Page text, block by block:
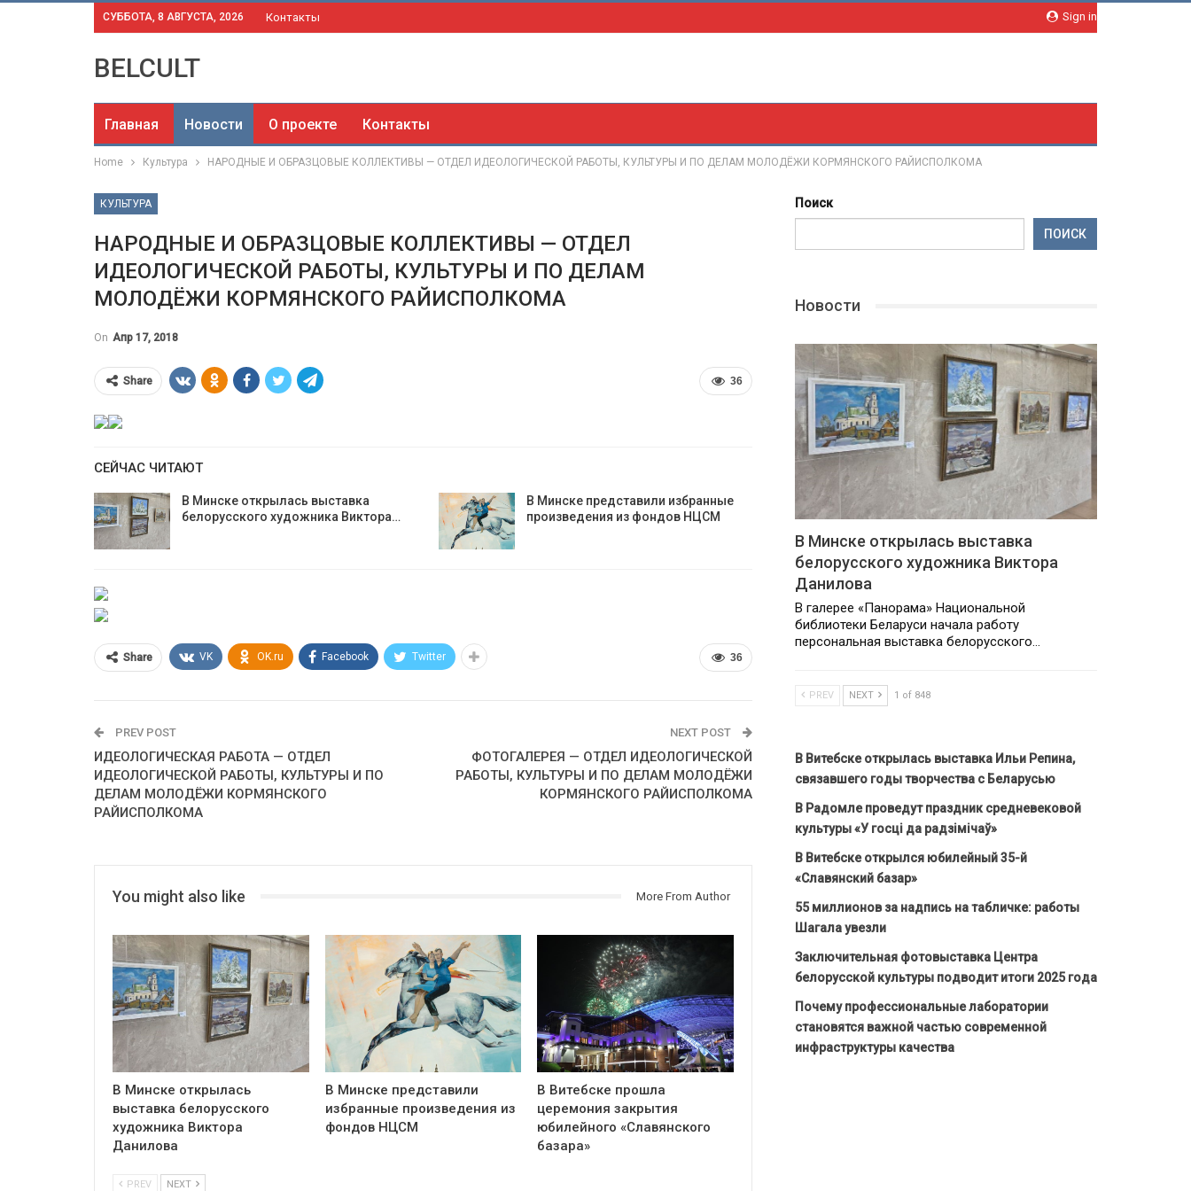
Sign in
СУББОТА, 8 АВГУСТА, 2026 Контакты
BELCULT
Главная Новости О проекте Контакты
Home Культура НАРОДНЫЕ И ОБРАЗЦОВЫЕ КОЛЛЕКТИВЫ — ОТДЕЛ ИДЕОЛОГИЧЕСКОЙ РАБОТЫ, КУЛЬТУРЫ И ПО ДЕЛАМ МОЛОДЁЖИ КОРМЯНСКОГО РАЙИСПОЛКОМА
КУЛЬТУРА
НАРОДНЫЕ И ОБРАЗЦОВЫЕ КОЛЛЕКТИВЫ — ОТДЕЛ
ИДЕОЛОГИЧЕСКОЙ РАБОТЫ, КУЛЬТУРЫ И ПО ДЕЛАМ
МОЛОДЁЖИ КОРМЯНСКОГО РАЙИСПОЛКОМА
On Апр 17, 2018
36
Share
СЕЙЧАС ЧИТАЮТ
В Минске открылась выставка
белорусского художника Виктора…
В Минске представили избранные
произведения из фондов НЦСМ
36
Share VK OK.ru Facebook Twitter
PREV POST
ИДЕОЛОГИЧЕСКАЯ РАБОТА — ОТДЕЛ
ИДЕОЛОГИЧЕСКОЙ РАБОТЫ, КУЛЬТУРЫ И ПО
ДЕЛАМ МОЛОДЁЖИ КОРМЯНСКОГО
РАЙИСПОЛКОМА
NEXT POST
ФОТОГАЛЕРЕЯ — ОТДЕЛ ИДЕОЛОГИЧЕСКОЙ
РАБОТЫ, КУЛЬТУРЫ И ПО ДЕЛАМ МОЛОДЁЖИ
КОРМЯНСКОГО РАЙИСПОЛКОМА
You might also like More From Author
В Минске открылась
выставка белорусского
художника Виктора
Данилова
В Минске представили
избранные произведения из
фондов НЦСМ
В Витебске прошла
церемония закрытия
юбилейного «Славянского
базара»
PREV NEXT
Поиск
ПОИСК
Новости
В Минске открылась выставка
белорусского художника Виктора
Данилова
В галерее «Панорама» Национальной
библиотеки Беларуси начала работу
персональная выставка белорусского…
PREV NEXT 1 of 848
В Витебске открылась выставка Ильи Репина,
связавшего годы творчества с Беларусью
В Радомле проведут праздник средневековой
культуры «У госці да радзімічаў»
В Витебске открылся юбилейный 35-й
«Славянский базар»
55 миллионов за надпись на табличке: работы
Шагала увезли
Заключительная фотовыставка Центра
белорусской культуры подводит итоги 2025 года
Почему профессиональные лаборатории
становятся важной частью современной
инфраструктуры качества